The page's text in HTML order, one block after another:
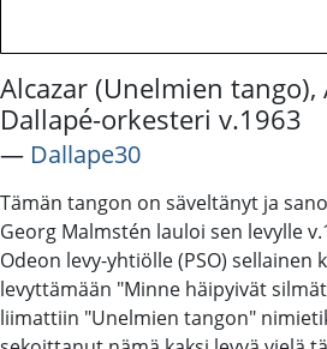
Alcazar (Unelmien tango),
Dallapé-orkesteri v.1963
― Dallape30
Tämän tangon on säveltänyt ja
Georg Malmstén lauloi sen levylle
Odeon levy-yhtiölle (PSO) sellainen
levyttämään "Minne häipyivät
liimattiin "Unelmien tangon"